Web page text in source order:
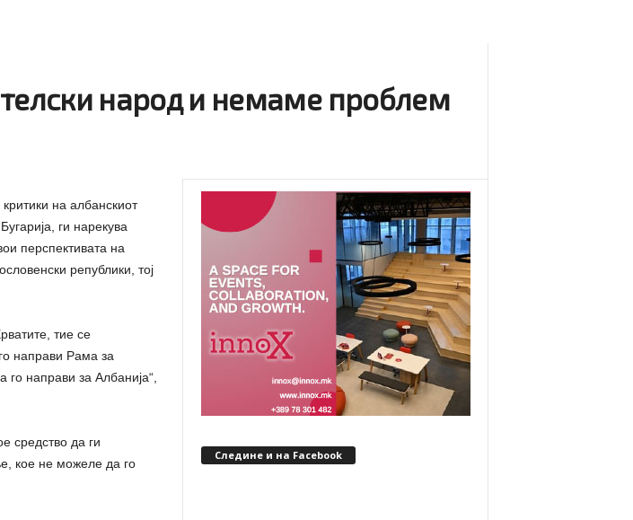
народ и немаме проблем
на албанскиот
ги нарекува
перспективата на
републики, тој
тие се
направи Рама за
направи за Албанија“,
средство да ги
кое не можеле да го
Следине и на Facebook